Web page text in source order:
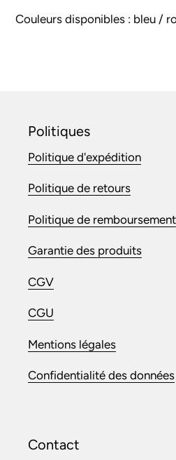
Couleurs disponibles : bleu /
Politiques
Politique d'expédition
Politique de retours
Politique de remboursement
Garantie des produits
CGV
CGU
Mentions légales
Confidentialité des données
Contact